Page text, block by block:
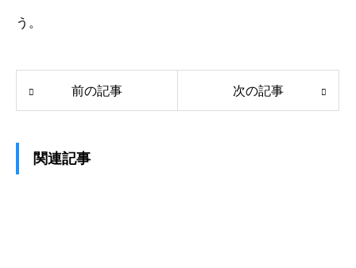
う。
前の記事 次の記事
関連記事